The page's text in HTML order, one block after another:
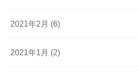
2021年2月 (6)
2021年1月 (2)